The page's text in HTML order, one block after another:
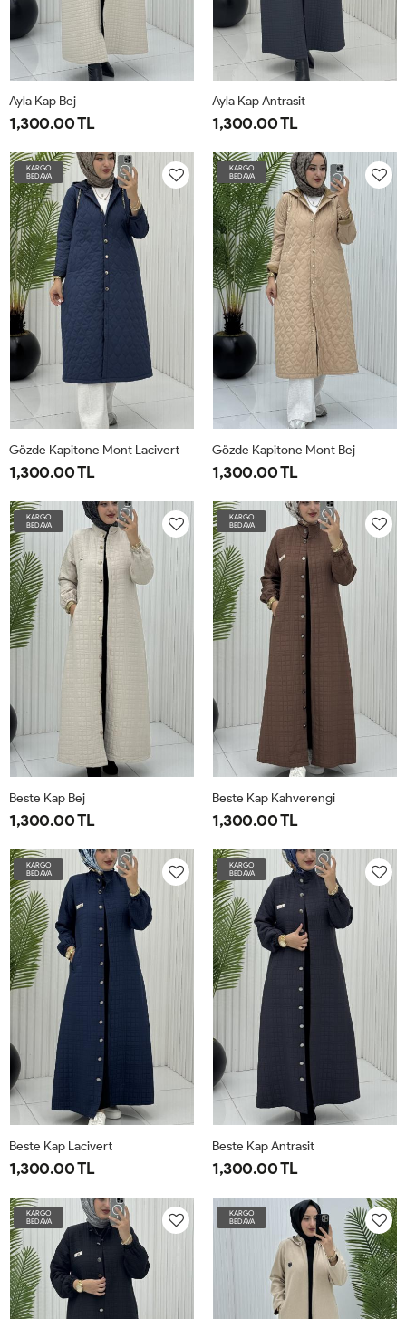
46 48 50 52 54 56
Ayla Kap Bej
1,300.00 TL 42 44 46
54
56
Ayla Kap Antrasit
1,300.00 TL
KARGO
BEDAVA
1-
4042
2-
4446
3-
4850
4-
5254
Gözde Kapitone Mont Lacivert
1,300.00 TL
KARGO
BEDAVA
1-
4042
2-
4446
3-
4850
4-
5254
Gözde Kapitone Mont Bej
1,300.00 TL
KARGO
BEDAVA
42 44 46 48 50 52
Beste Kap Bej
1,300.00 TL
KARGO
BEDAVA
42 44 46 48 50 52
Beste Kap Kahverengi
1,300.00 TL
KARGO
BEDAVA
42 44 46 48 50 52
Beste Kap Lacivert
1,300.00 TL
KARGO
BEDAVA
42 44 46 48 50 52
Beste Kap Antrasit
1,300.00 TL
KARGO
BEDAVA
KARGO
BEDAVA